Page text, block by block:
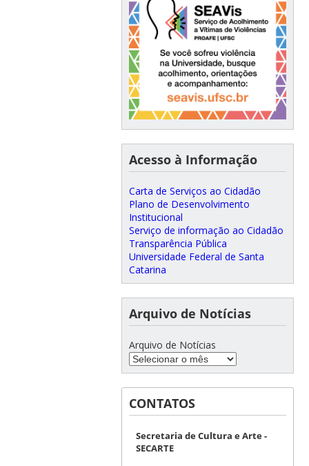
Acesso à Informação
Carta de Serviços ao Cidadão
Plano de Desenvolvimento
Institucional
Serviço de informação ao Cidadão
Transparência Pública
Universidade Federal de Santa
Catarina
Arquivo de Notícias
Arquivo de Notícias
CONTATOS
Secretaria de Cultura e Arte -
SECARTE